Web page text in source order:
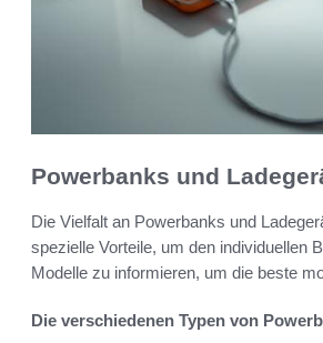
Powerbanks und
Die Vielfalt an Powerbanks und
spezielle Vorteile, um den individuellen
Modelle zu informieren, um die beste
Die verschiedenen Typen von